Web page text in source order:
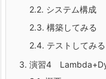
2.2. システム構成
2.3. 構築してみる
2.4. テストしてみる
3. 演習4